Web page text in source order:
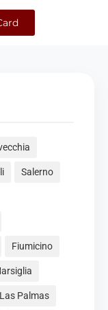
Salerno
Fiumicino
Las Palmas